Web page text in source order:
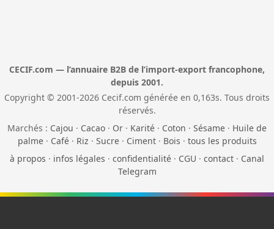
CECIF.com — l’annuaire B2B de l’import-export francophone,
depuis 2001.
Copyright © 2001-2026 Cecif.com générée en 0,163s. Tous droits
réservés.
Marchés : Cajou · Cacao · Or · Karité · Coton · Sésame · Huile de
palme· Café· Riz · Sucre· Ciment· Bois · tous les produits
à propos · infos légales · confidentialité · CGU · contact · Canal
Telegram